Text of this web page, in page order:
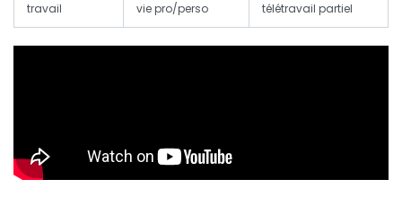
travail
vie pro/perso
télétravail partiel